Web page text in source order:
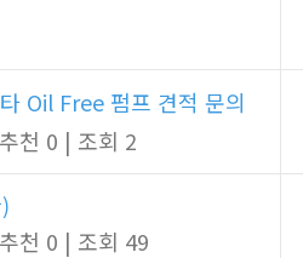
Oil Free 펌프 견적 문의
추천 0 | 조회 2
추천 0 | 조회 49